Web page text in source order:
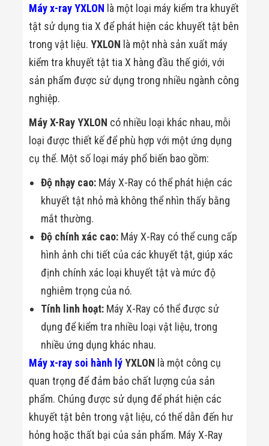
Máy x-ray YXLON là một loại máy kiểm tra khuyết
tật sử dụng tia X để phát hiện các khuyết tật bên
trong vật liệu.YXLON là một nhà sản xuất máy
kiểm tra khuyết tật tia X hàng đầu thế giới, với
sản phẩm được sử dụng trong nhiều ngành công
nghiệp.
Máy X-Ray YXLON có nhiều loại khác nhau, mỗi
loại được thiết kế để phù hợp với một ứng dụng
cụ thể. Một số loại máy phổ biến bao gồm:
Độ nhạy cao: Máy X-Ray có thể phát hiện các
khuyết tật nhỏ mà không thể nhìn thấy bằng
mắt thường.
Độ chính xác cao: Máy X-Ray có thể cung cấp
hình ảnh chi tiết của các khuyết tật, giúp xác
định chính xác loại khuyết tật và mức độ
nghiêm trọng của nó.
Tính linh hoạt: Máy X-Ray có thể được sử
dụng để kiểm tra nhiều loại vật liệu, trong
nhiều ứng dụng khác nhau.
Máy x-ray soi hành lýYXLON là một công cụ
quan trọng để đảm bảo chất lượng của sản
phẩm. Chúng được sử dụng để phát hiện các
khuyết tật bên trong vật liệu, có thể dẫn đến hư
hỏng hoặc thất bại của sản phẩm. Máy X-Ray